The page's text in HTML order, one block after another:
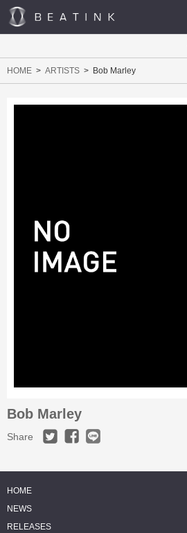
HOME ARTISTS Bob Marley
Bob Marley
Share
HOME
NEWS
RELEASES